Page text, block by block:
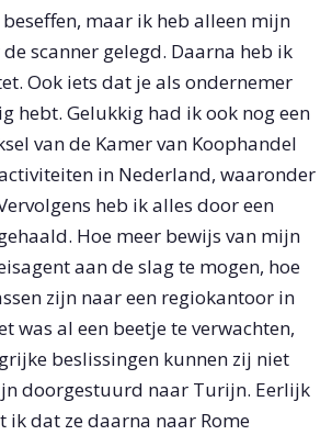
maar ik heb alleen mijn
scanner gelegd. Daarna heb ik
Ook iets dat je als ondernemer
hebt. Gelukkig had ik ook nog een
van de Kamer van Koophandel
in Nederland, waaronder
heb ik alles door een
Hoe meer bewijs van mijn
aan de slag te mogen, hoe
zijn naar een regiokantoor in
was al een beetje te verwachten,
beslissingen kunnen zij niet
doorgestuurd naar Turijn. Eerlijk
ik dat ze daarna naar Rome